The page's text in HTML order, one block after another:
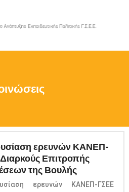
ερευνών ΚΑΝΕΠ-
Επιτροπής
της Βουλής
ερευνών ΚΑΝΕΠ-ΓΣΕΕ